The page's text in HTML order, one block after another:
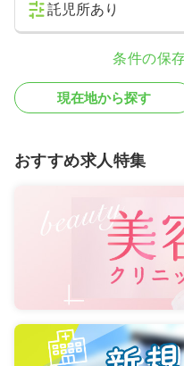
託児所あり
条件の保
現在地から探す
おすすめ求人特集